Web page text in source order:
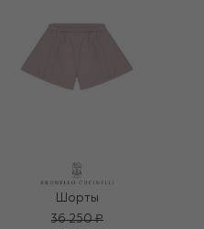
Шорты
36 250 ₽